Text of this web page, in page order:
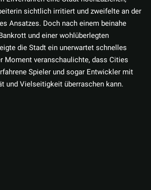
sichtlich irritiert und zweifelte an der
Ansatzes. Doch nach einem beinahe
und einer wohlüberlegten
die Stadt ein unerwartet schnelles
Moment veranschaulichte, dass Cities
Spieler und sogar Entwickler mit
und Vielseitigkeit überraschen kann.